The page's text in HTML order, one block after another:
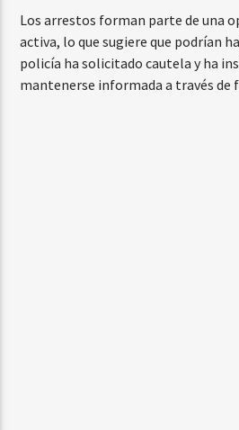
Los arrestos forman parte de una
activa, lo que sugiere que podrían
policía ha solicitado cautela y ha
mantenerse informada a través de